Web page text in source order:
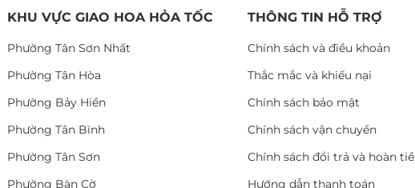
KHU VỰC GIAO HOA HỎA TỐC
Phường Tân Sơn Nhất
Phường Tân Hòa
Phường Bảy Hiền
Phường Tân Bình
Phường Tân Sơn
Phường Bàn Cờ
THÔNG TIN HỖ TRỢ
Chính sách và điều khoản
Thắc mắc và khiếu nại
Chính sách bảo mật
Chính sách vận chuyển
Chính sách đổi trả và hoàn
Hướng dẫn thanh toán